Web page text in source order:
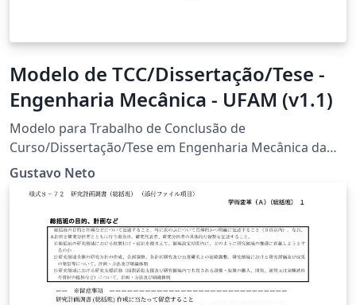
Modelo de TCC/Dissertação/Tese -
Engenharia Mecânica - UFAM (v1.1)
Modelo para Trabalho de Conclusão de
Curso/Dissertação/Tese em Engenharia Mecânica da
Universidade Federal do Amazonas
Gustavo Neto